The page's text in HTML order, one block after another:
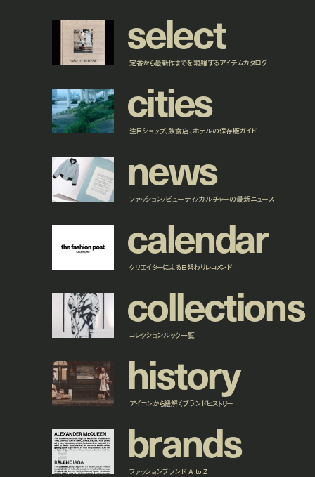
select
定番から最新作までを網羅するアイテムカタログ
cities
注目ショップ、飲食店、ホテルの保存版ガイド
news
ファッション/ビューティ/カルチャーの最新ニュース
calendar
クリエイターによる日替わりレコメンド
collections
コレクションルック一覧
history
アイコンから紐解くブランドヒストリー
brands
ファッションブランド A to Z